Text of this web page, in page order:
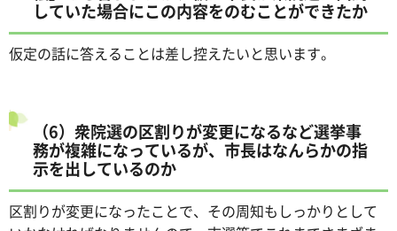
していた場合にこの内容をのむことができたか
仮定の話に答えることは差し控えたいと思います。
（6）衆院選の区割りが変更になるなど選挙事
務が複雑になっているが、市長はなんらかの指
示を出しているのか
区割りが変更になったことで、その周知もしっかりとして